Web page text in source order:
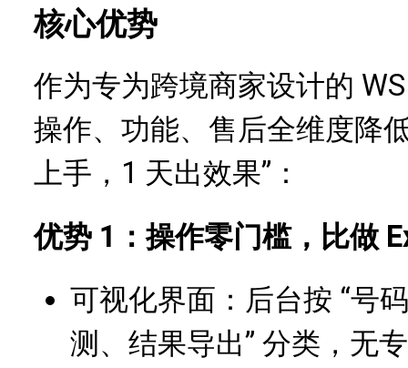
核心优势
作为专为跨境商家设计的
操作、功能、售后全维度降
上手，1 天出效果”：
优势 1：操作零门槛，比做
可视化界面：后台按 “号
测、结果导出” 分类，无